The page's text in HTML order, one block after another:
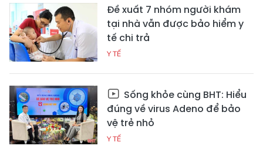
Đề xuất 7 nhóm người khám
tại nhà vẫn được bảo hiểm y
tế chi trả
Y TẾ
Sống khỏe cùng BHT: Hiểu
đúng về virus Adeno để bảo
vệ trẻ nhỏ
Y TẾ